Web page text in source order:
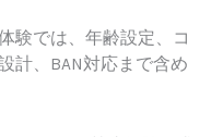
験では、年齢設定、コ
計、BAN対応まで含め